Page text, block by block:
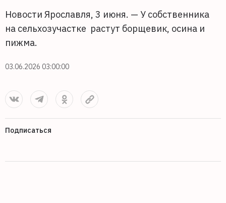
Новости Ярославля, 3 июня. — У собственника
на сельхозучастке растут борщевик, осина и
пижма.
03.06.2026 03:00:00
Подписаться